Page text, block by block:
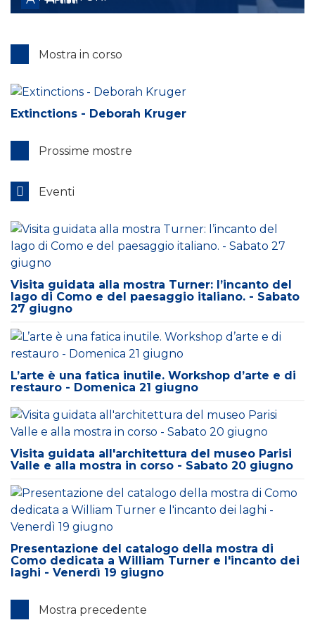
DIETRICH BICKLER
Mostra in corso
Extinctions - Deborah Kruger
Prossime mostre
Eventi
Visita guidata alla mostra Turner: l’incanto del
lago di Como e del paesaggio italiano. - Sabato
27 giugno
L’arte è una fatica inutile. Workshop d’arte e di
restauro - Domenica 21 giugno
Visita guidata all'architettura del museo Parisi
Valle e alla mostra in corso - Sabato 20 giugno
Presentazione del catalogo della mostra di
Como dedicata a William Turner e l'incanto dei
laghi - Venerdì 19 giugno
Mostra precedente